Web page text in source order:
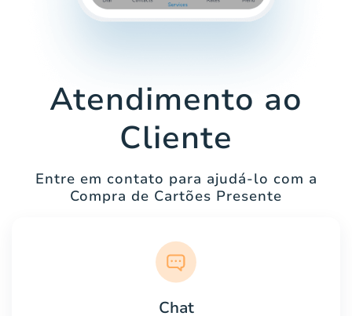
Atendimento ao
Cliente
Entre em contato para ajudá-lo com a
Compra de Cartões Presente
Chat